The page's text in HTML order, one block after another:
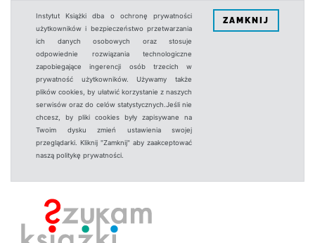
Instytut Książki dba o ochronę prywatności
użytkowników i bezpieczeństwo przetwarzania
ich danych osobowych oraz stosuje
odpowiednie rozwiązania technologiczne
zapobiegające ingerencji osób trzecich w
prywatność użytkowników. Używamy także
plików cookies, by ułatwić korzystanie z naszych
serwisów oraz do celów statystycznych.Jeśli nie
chcesz, by pliki cookies były zapisywane na
Twoim dysku zmień ustawienia swojej
przeglądarki. Kliknij "Zamknij" aby zaakceptować
naszą politykę prywatności.
ZAMKNIJ